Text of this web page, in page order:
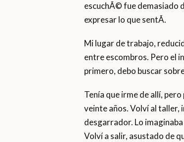
escuchÃ© fue demasiado
expresar lo que sentÃ­.
Mi lugar de trabajo,
entre escombros. Pero el
primero, debo buscar
Tenía que irme de allí,
veinte años. Volví al taller,
desgarrador. Lo
Volví a salir, asustado de